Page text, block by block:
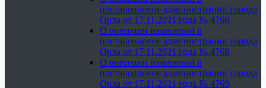
постановление администрации города
Орла от 17.11.2021 года № 4766
О внесении изменений в
постановление администрации города
Орла от 17.11.2021 года № 4768
О внесении изменений в
постановление администрации города
Орла от 17.11.2021 года № 4769